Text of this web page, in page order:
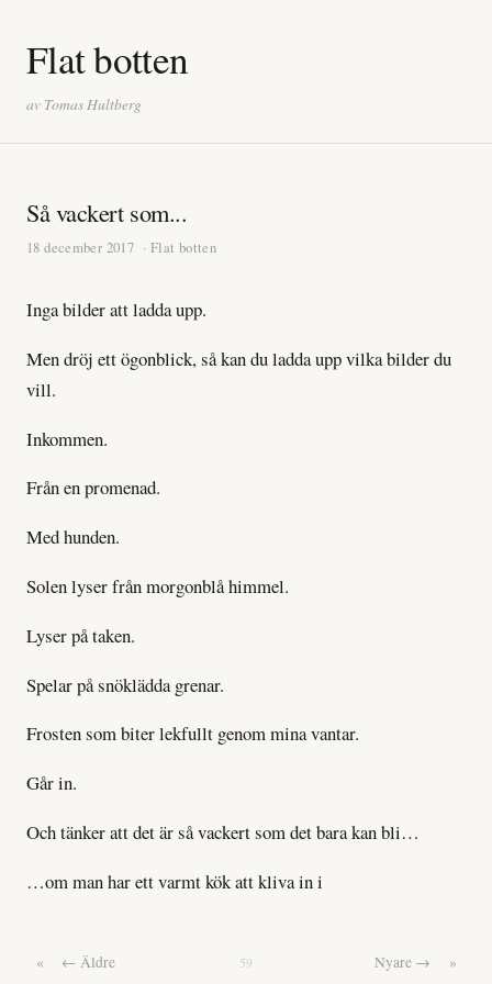
Flat botten
av Tomas Hultberg
Så vackert som...
18 december 2017 · Flat botten
Inga bilder att ladda upp.
Men dröj ett ögonblick, så kan du ladda upp vilka bilder du
vill.
Inkommen.
Från en promenad.
Med hunden.
Solen lyser från morgonblå himmel.
Lyser på taken.
Spelar på snöklädda grenar.
Frosten som biter lekfullt genom mina vantar.
Går in.
Och tänker att det är så vackert som det bara kan bli…
…om man har ett varmt kök att kliva in i
« ← Äldre 59 Nyare → »